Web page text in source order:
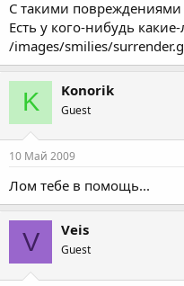
С такими повреждениями
Есть у кого-нибудь
/images/smilies/
K Konorik
Guest
10 Май 2009
Лом тебе в помощь...
V Veis
Guest